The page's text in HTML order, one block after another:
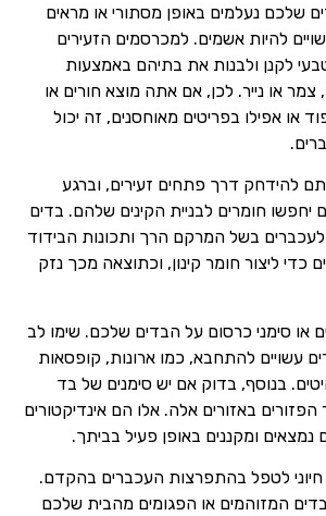
נעלמים באופן מסתורי או מראים
להיות אשמים. למכרסמים הזעירים
לקנן ולבנות את בתיהם באמצעות
או נייר. לכן, אם אתה מוצא חורים או
או אפילו בפריטים מאוחסנים, זה יכול
להידחק דרך פתחים זעירים, וברגע
חומרים לבניית הקינים שלהם. בדים
לעכברים בשל המרקם הרך ותכונות הבידוד
כדי ליצור חומר קינון, וכתוצאה מכך נזק
או סימני כרסום על הבדים שלכם. שימו לב
עשויים להתחבא, כמו ארונות, קופסאות
בנוסף, בדוק אם יש סימנים של בד
הפזורים באזורים אלה. אלו הם אינדיקטורים
נמצאים ומקננים באופן פעיל בביתך.
חיוני לטפל בהתפרצות העכברים בהקדם.
המזוהמים או הפגומים מהבית שלכם